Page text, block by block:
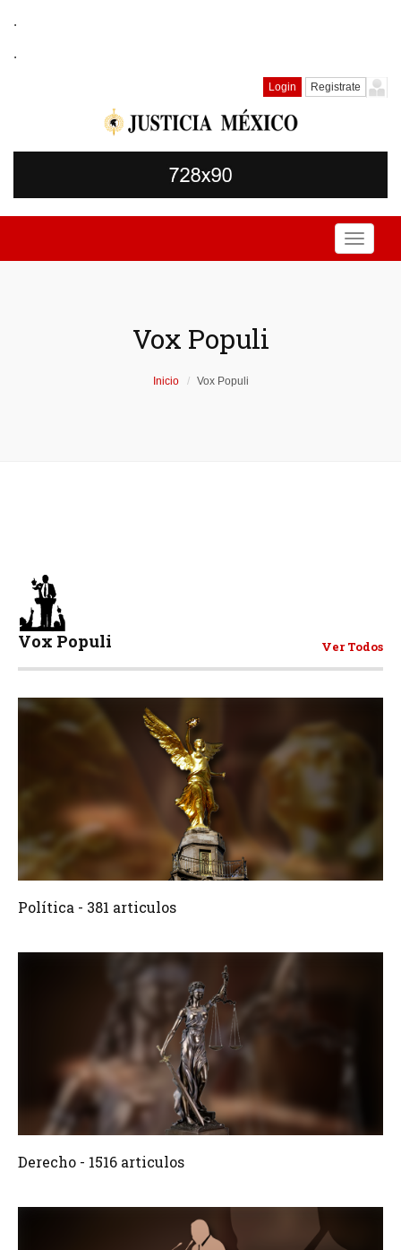
.
.
Login Registrate
Toggle
Vox Populi
Inicio Vox Populi
Vox Populi Ver Todos
381 Articulos
Política - 381 articulos
Crear 1516 Articulos
Derecho - 1516 articulos